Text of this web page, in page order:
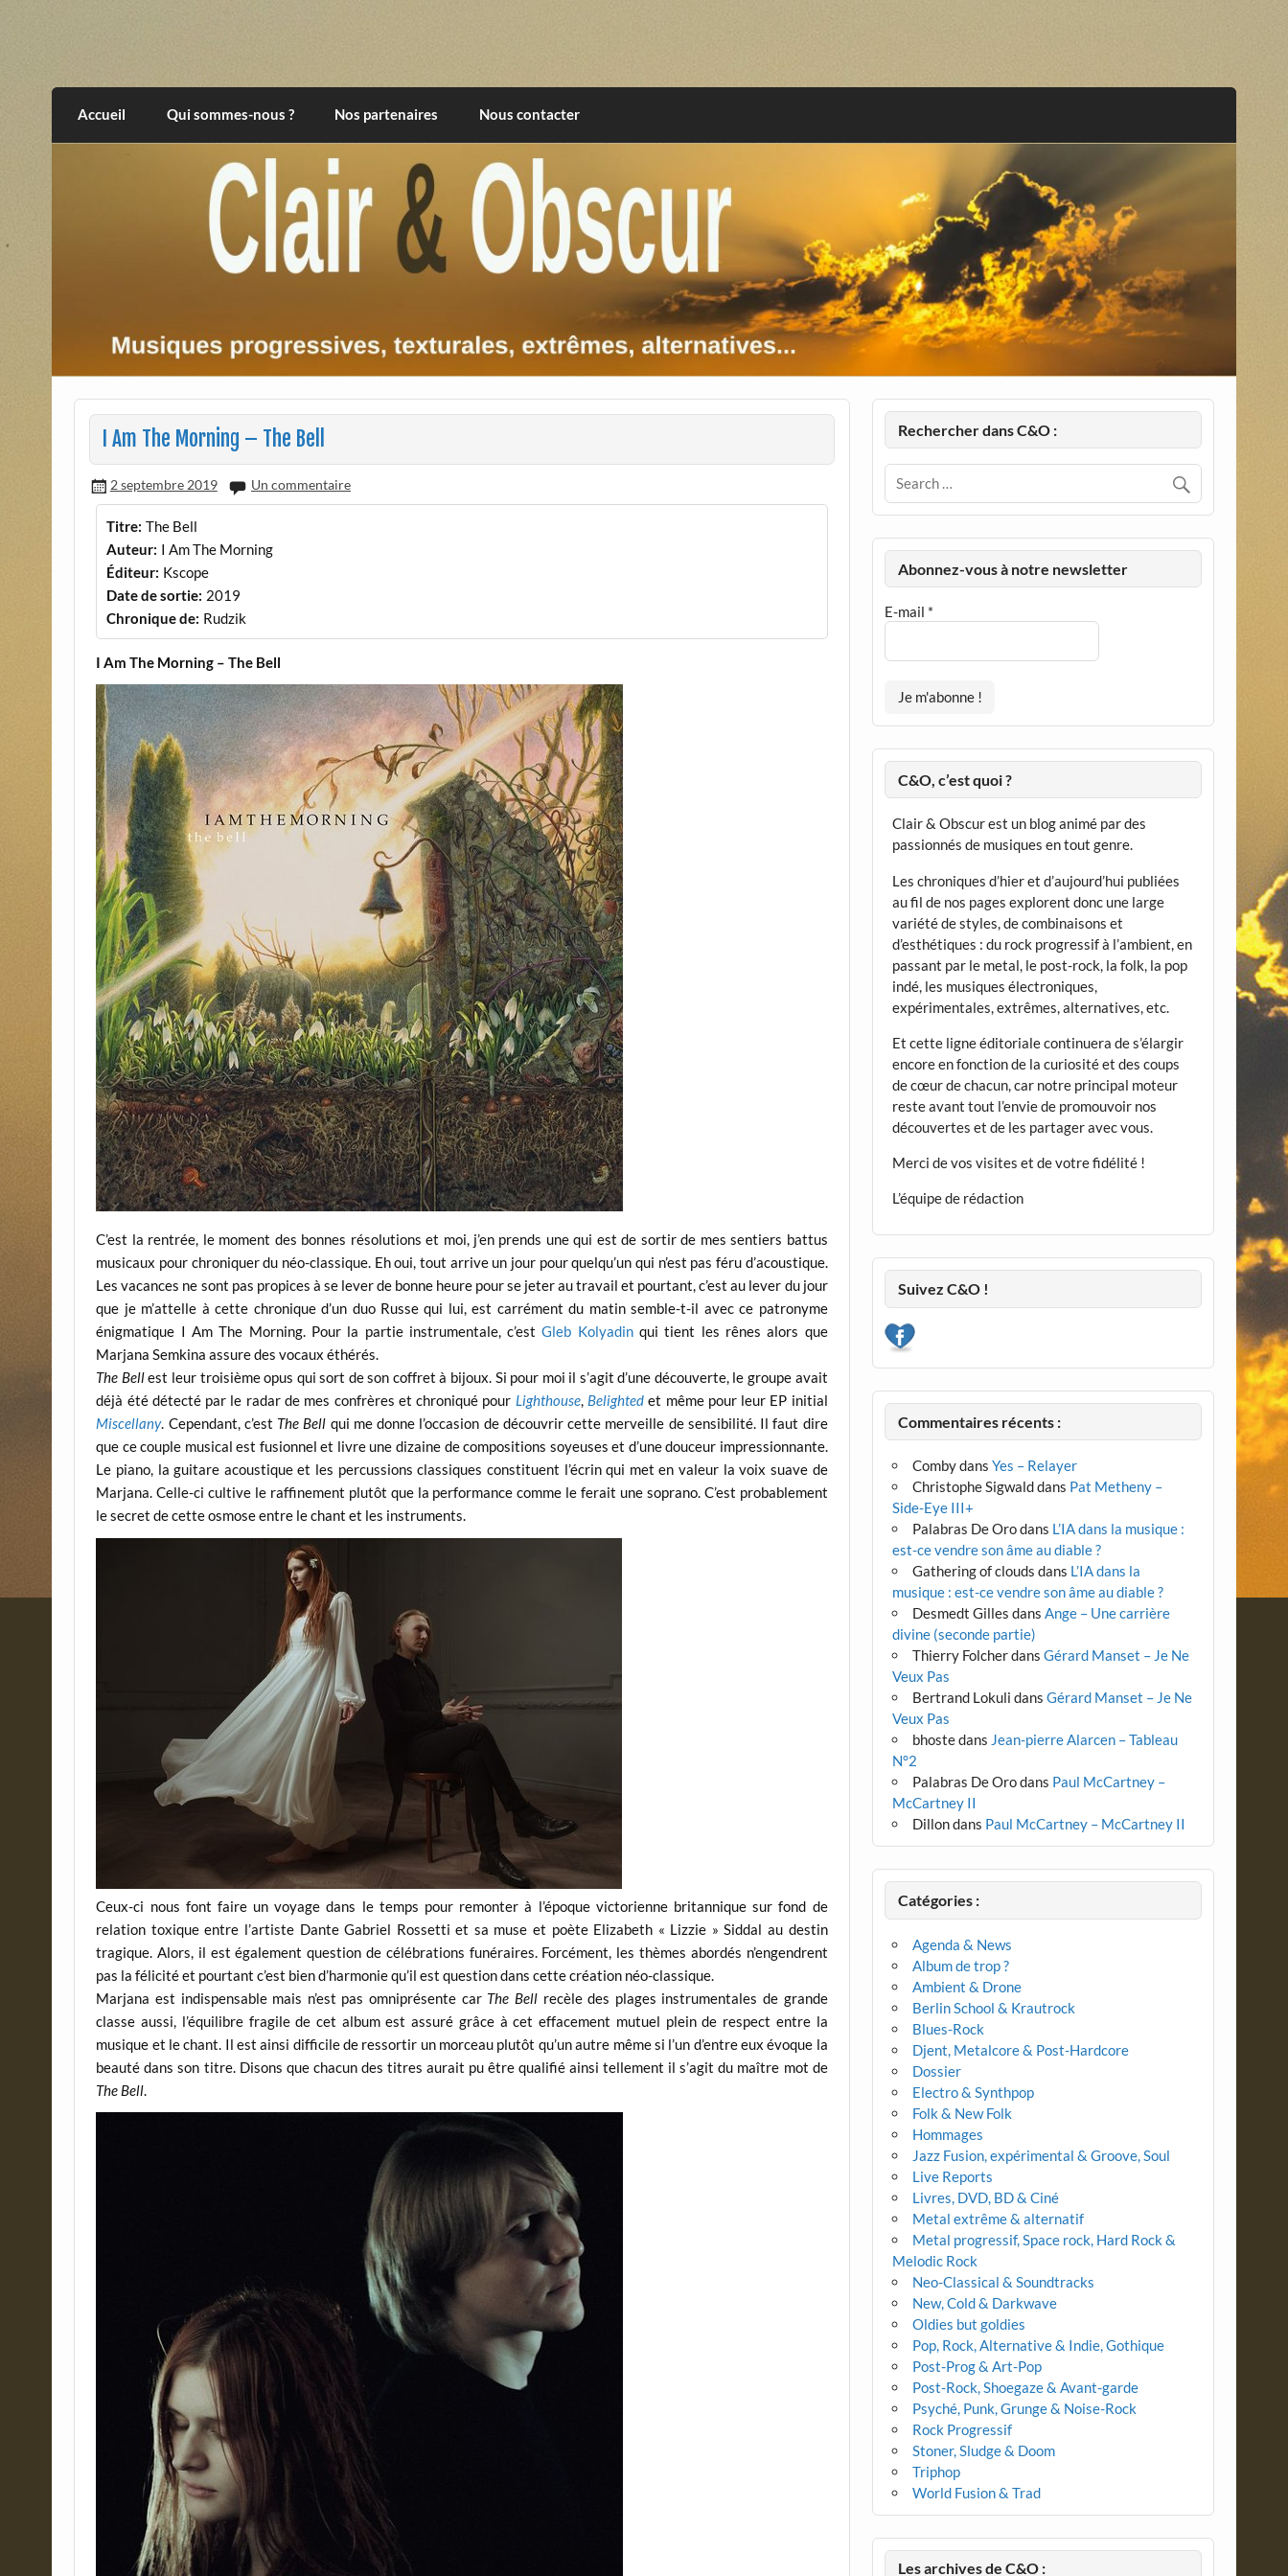
Clair et Obscur
Accueil Qui sommes-nous ? Nos partenaires Nous contacter
I Am The Morning – The Bell
2 septembre 2019 Un commentaire
Titre: The Bell
Auteur: I Am The Morning
Éditeur: Kscope
Date de sortie: 2019
Chronique de: Rudzik
I Am The Morning – The Bell
C’est la rentrée, le moment des bonnes résolutions et moi, j’en prends une qui est de sortir de mes sentiers battus
musicaux pour chroniquer du néo-classique. Eh oui, tout arrive un jour pour quelqu’un qui n’est pas féru d’acoustique.
Les vacances ne sont pas propices à se lever de bonne heure pour se jeter au travail et pourtant, c’est au lever du jour
que je m’attelle à cette chronique d’un duo Russe qui lui, est carrément du matin semble-t-il avec ce patronyme
énigmatique I Am The Morning. Pour la partie instrumentale, c’estGleb Kolyadinqui tient les rênes alors que
Marjana Semkina assure des vocaux éthérés.
The Bellest leur troisième opus qui sort de son coffret à bijoux. Si pour moi il s’agit d’une découverte, le groupe avait
déjà été détecté par le radar de mes confrères et chroniqué pour Lighthouse, Belightedet même pour leur EP initial
Miscellany. Cependant, c’est The Bell qui me donne l’occasion de découvrir cette merveille de sensibilité. Il faut dire
que ce couple musical est fusionnel et livre une dizaine de compositions soyeuses et d’une douceur impressionnante.
Le piano, la guitare acoustique et les percussions classiques constituent l’écrin qui met en valeur la voix suave de
Marjana. Celle-ci cultive le raffinement plutôt que la performance comme le ferait une soprano. C’est probablement
le secret de cette osmose entre le chant et les instruments.
Ceux-ci nous font faire un voyage dans le temps pour remonter à l’époque victorienne britannique sur fond de
relation toxique entre l’artiste Dante Gabriel Rossetti et sa muse et poète Elizabeth « Lizzie » Siddal au destin
tragique. Alors, il est également question de célébrations funéraires. Forcément, les thèmes abordés n’engendrent
pas la félicité et pourtant c’est bien d’harmonie qu’il est question dans cette création néo-classique.
Marjana est indispensable mais n’est pas omniprésente car The Bellrecèle des plages instrumentales de grande
classe aussi, l’équilibre fragile de cet album est assuré grâce à cet effacement mutuel plein de respect entre la
musique et le chant. Il est ainsi difficile de ressortir un morceau plutôt qu’un autre même si l’un d’entre eux évoque la
beauté dans son titre. Disons que chacun des titres aurait pu être qualifié ainsi tellement il s’agit du maître mot de
The Bell.
Rechercher dans C&O :
Abonnez-vous à notre newsletter
E-mail *
C&O, c’est quoi ?
Clair & Obscur est un blog animé par des
passionnés de musiques en tout genre.
Les chroniques d’hier et d’aujourd’hui publiées
au fil de nos pages explorent donc une large
variété de styles, de combinaisons et
d’esthétiques : du rock progressif à l’ambient, en
passant par le metal, le post-rock, la folk, la pop
indé, les musiques électroniques,
expérimentales, extrêmes, alternatives, etc.
Et cette ligne éditoriale continuera de s’élargir
encore en fonction de la curiosité et des coups
de cœur de chacun, car notre principal moteur
reste avant tout l’envie de promouvoir nos
découvertes et de les partager avec vous.
Merci de vos visites et de votre fidélité !
L’équipe de rédaction
Suivez C&O !
Commentaires récents :
CombydansYes – Relayer
Christophe Sigwalddans Pat Metheny –
Side-Eye III+
Palabras De Orodans L’IA dans la musique :
est-ce vendre son âme au diable ?
Gathering of clouds dans L’IA dans la
musique : est-ce vendre son âme au diable ?
Desmedt Gilles dansAnge – Une carrière
divine (seconde partie)
Thierry FolcherdansGérard Manset – Je Ne
Veux Pas
Bertrand Lokuli dansGérard Manset – Je Ne
Veux Pas
bhostedans Jean-pierre Alarcen – Tableau
N°2
Palabras De Orodans Paul McCartney –
McCartney II
Dillondans Paul McCartney – McCartney II
Catégories :
Agenda & News
Album de trop ?
Ambient & Drone
Berlin School & Krautrock
Blues-Rock
Djent, Metalcore & Post-Hardcore
Dossier
Electro & Synthpop
Folk & New Folk
Hommages
Jazz Fusion, expérimental & Groove, Soul
Live Reports
Livres, DVD, BD & Ciné
Metal extrême & alternatif
Metal progressif, Space rock, Hard Rock &
Melodic Rock
Neo-Classical & Soundtracks
New, Cold & Darkwave
Oldies but goldies
Pop, Rock, Alternative & Indie, Gothique
Post-Prog & Art-Pop
Post-Rock, Shoegaze & Avant-garde
Psyché, Punk, Grunge & Noise-Rock
Rock Progressif
Stoner, Sludge & Doom
Triphop
World Fusion & Trad
Les archives de C&O :